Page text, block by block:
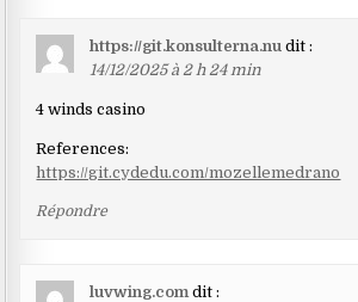
https://git.konsulterna.nu dit :
14/12/2025 à 2 h 24 min
4 winds casino
References:
https://git.cydedu.com/mozellemedrano
Répondre
luvwing.com dit :